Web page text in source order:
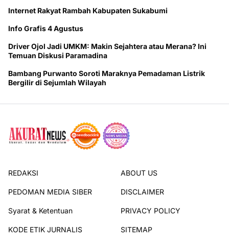
Internet Rakyat Rambah Kabupaten Sukabumi
Info Grafis 4 Agustus
Driver Ojol Jadi UMKM: Makin Sejahtera atau Merana? Ini
Temuan Diskusi Paramadina
Bambang Purwanto Soroti Maraknya Pemadaman Listrik
Bergilir di Sejumlah Wilayah
REDAKSI ABOUT US
PEDOMAN MEDIA SIBER DISCLAIMER
Syarat & Ketentuan PRIVACY POLICY
KODE ETIK JURNALIS SITEMAP